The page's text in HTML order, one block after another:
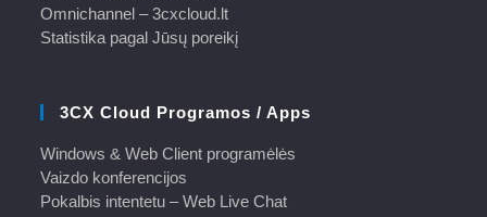
Omnichannel – 3cxcloud.lt
Statistika pagal Jūsų poreikį
3CX Cloud Programos / Apps
Windows & Web Client programėlės
Vaizdo konferencijos
Pokalbis intentetu – Web Live Chat